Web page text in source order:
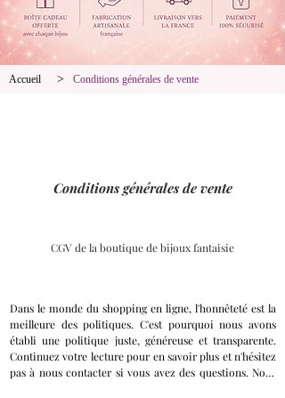
Accueil > Conditions générales de vente
Conditions générales de vente
CGV de la boutique de bijoux fantaisie
Dans le monde du shopping en ligne, l'honnêteté est la
meilleure des politiques. C'est pourquoi nous avons
établi une politique juste, généreuse et transparente.
Continuez votre lecture pour en savoir plus et n'hésitez
pas à nous contacter si vous avez des questions. Nous